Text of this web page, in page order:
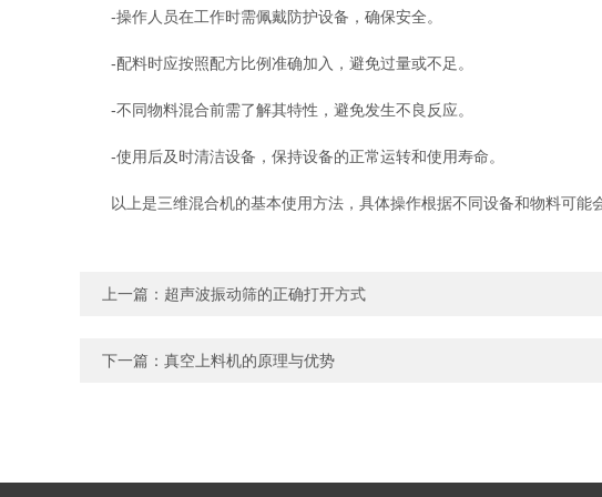
-操作人员在工作时需佩戴防护设备，确保安全。
-配料时应按照配方比例准确加入，避免过量或不足。
-不同物料混合前需了解其特性，避免发生不良反应。
-使用后及时清洁设备，保持设备的正常运转和使用寿命。
以上是三维混合机的基本使用方法，具体操作根据不同设备和物料可能
上一篇： 超声波振动筛的正确打开方式
下一篇： 真空上料机的原理与优势